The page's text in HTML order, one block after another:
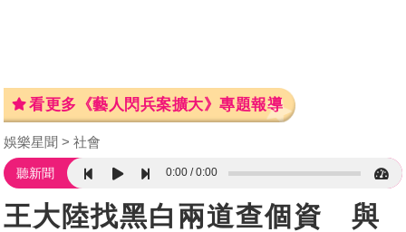
看更多《藝人閃兵案擴大》專題報導
娛樂星聞 社會
聽新聞 0:00 0:00
王大陸找黑白兩道查個資 與